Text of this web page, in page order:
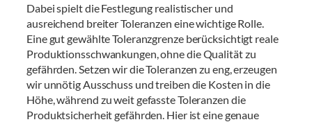
Dabei spielt die Festlegung realistischer und
ausreichend breiter Toleranzen eine wichtige Rolle.
Eine gut gewählte Toleranzgrenze berücksichtigt reale
Produktionsschwankungen, ohne die Qualität zu
gefährden. Setzen wir die Toleranzen zu eng, erzeugen
wir unnötig Ausschuss und treiben die Kosten in die
Höhe, während zu weit gefasste Toleranzen die
Produktsicherheit gefährden. Hier ist eine genaue